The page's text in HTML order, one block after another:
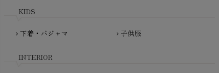
PRISTINE（プリスティン）
fromF（フロムエフ）
mini rodini（ミニロディーニ）
My Little Cozmo（マイリトルコズモ）
KIDS
chevron_right 下着・パジャマ chevron_right 子供服
INTERIOR